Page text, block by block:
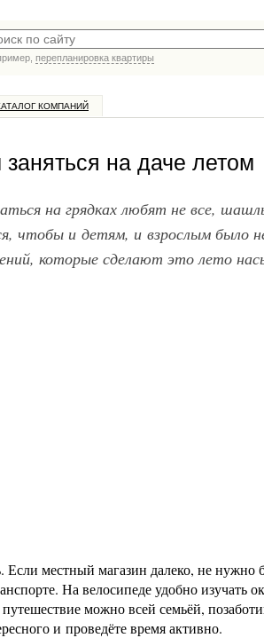
перепланировка квартиры
КОМПАНИЙ
на даче летом
на грядках любят не все,
чтобы и детям, и взрослым было
которые сделают это лето
местный магазин далеко, не нужно
На велосипеде удобно изучать
можно всей семьёй,
и проведёте время активно.